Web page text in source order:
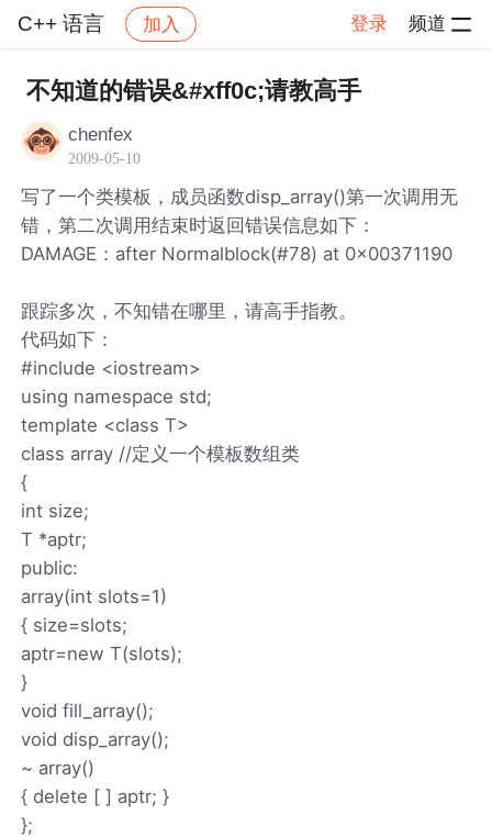
C++ 语言 加入 登录 频道
社区 C++ 语言 帖子详情
不知道的错误&#xff0c;请教高手
chenfex
2009-05-10
写了一个类模板，成员函数disp_array()第一次调用无
错，第二次调用结束时返回错误信息如下：
DAMAGE：after Normalblock(#78) at 0x00371190
跟踪多次，不知错在哪里，请高手指教。
代码如下：
#include <iostream>
using namespace std;
template <class T>
class array //定义一个模板数组类
{
int size;
T *aptr;
public:
array(int slots=1)
{ size=slots;
aptr=new T(slots);
}
void fill_array();
void disp_array();
~ array()
{ delete [ ] aptr; }
};